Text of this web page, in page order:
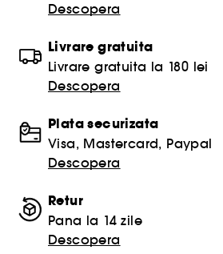
Descopera
Livrare gratuita
Livrare gratuita la 180 lei
Descopera
Plata securizata
Visa, Mastercard, Paypal
Descopera
Retur
Pana la 14 zile
Descopera